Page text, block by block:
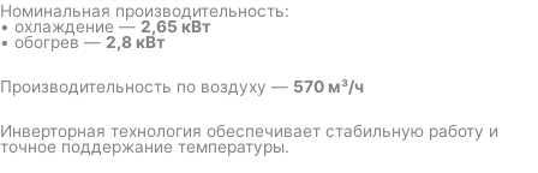
Номинальная производительность:
• охлаждение — 2,65 кВт
• обогрев — 2,8 кВт
Производительность по воздуху — 570 м³/ч
Инверторная технология обеспечивает стабильную работу и
точное поддержание температуры.